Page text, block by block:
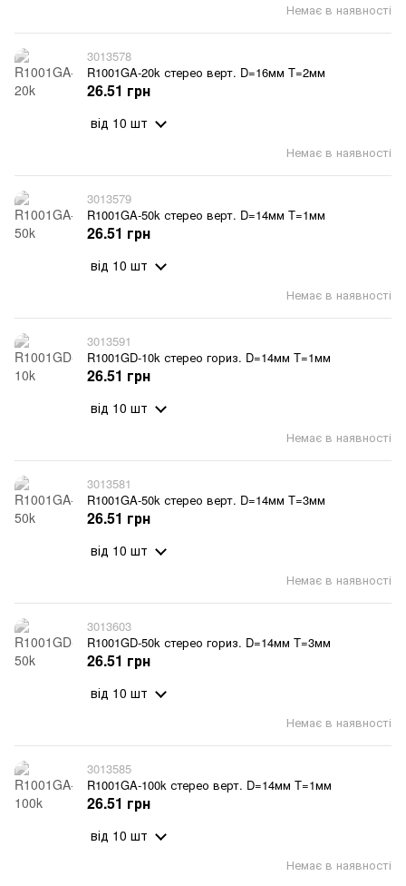
Немає в наявності
3013578
R1001GA-20k стерео верт. D=16мм T=2мм
Немає в наявності
26.51 грн
від 10 шт
3013579
R1001GA-50k стерео верт. D=14мм T=1мм
Немає в наявності
26.51 грн
від 10 шт
3013591
R1001GD-10k стерео гориз. D=14мм T=1мм
Немає в наявності
26.51 грн
від 10 шт
3013581
R1001GA-50k стерео верт. D=14мм T=3мм
Немає в наявності
26.51 грн
від 10 шт
3013603
R1001GD-50k стерео гориз. D=14мм T=3мм
Немає в наявності
26.51 грн
від 10 шт
3013585
R1001GA-100k стерео верт. D=14мм T=1мм
Немає в наявності
26.51 грн
від 10 шт